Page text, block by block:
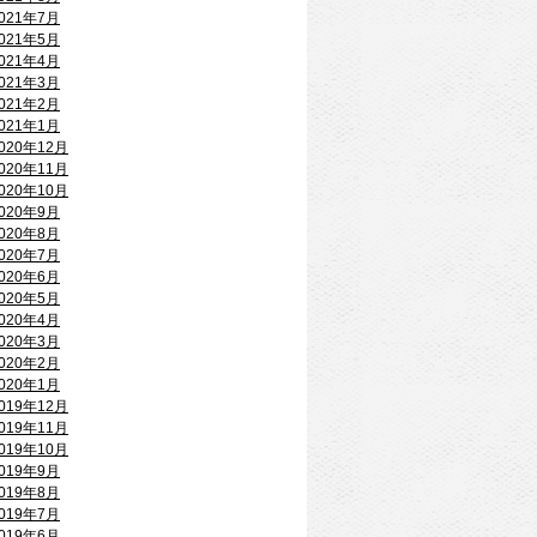
年7月
年5月
年4月
年3月
年2月
年1月
年12月
年11月
年10月
年9月
年8月
年7月
年6月
年5月
年4月
年3月
年2月
年1月
年12月
年11月
年10月
年9月
年8月
年7月